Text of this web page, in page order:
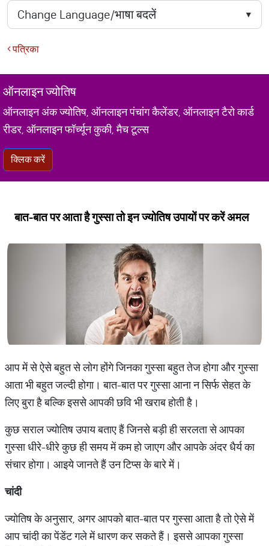
पत्रिका
ऑनलाइन ज्योतिष
ऑनलाइन अंक ज्योतिष, ऑनलाइन पंचांग कैलेंडर, ऑनलाइन टैरो कार्ड
रीडर, ऑनलाइन फॉर्च्यून कुकी, मैच टूल्स
क्लिक करें
बात-बात पर आता है गुस्सा तो इन ज्योतिष उपायों पर करें अमल
आप में से ऐसे बहुत से लोग होंगे जिनका गुस्सा बहुत तेज होगा और गुस्सा
आता भी बहुत जल्दी होगा। बात-बात पर गुस्सा आना न सिर्फ सेहत के
लिए बुरा है बल्कि इससे आपकी छवि भी खराब होती है।
कुछ सराल ज्योतिष उपाय बताए हैं जिनसे बड़ी ही सरलता से आपका
गुस्सा धीरे-धीरे कुछ ही समय में कम हो जाएग और आपके अंदर धैर्य का
संचार होगा। आइये जानते हैं उन टिप्स के बारे में।
चांदी
ज्योतिष के अनुसार, अगर आपको बात-बात पर गुस्सा आता है तो ऐसे में
आप चांदी का पेंडेंट गले में धारण कर सकते हैं। इससे आपका गुस्सा